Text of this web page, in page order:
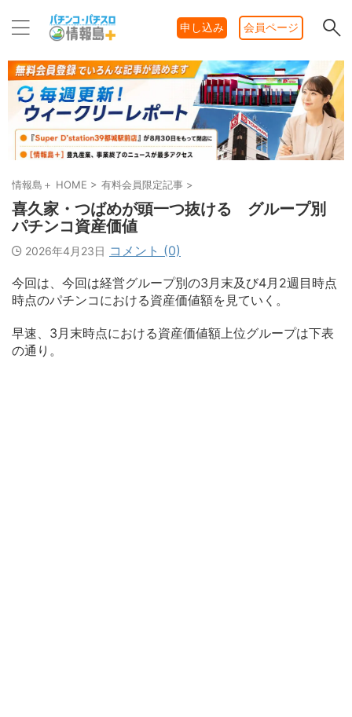
申し込み 会員ページ
情報島＋ HOME > 有料会員限定記事 >
喜久家・つばめが頭一つ抜ける グループ別
パチンコ資産価値
2026年4月23日 コメント (0)
今回は、今回は経営グループ別の3月末及び4月2週目時点
時点のパチンコにおける資産価値額を見ていく。
早速、3月末時点における資産価値額上位グループは下表
の通り。